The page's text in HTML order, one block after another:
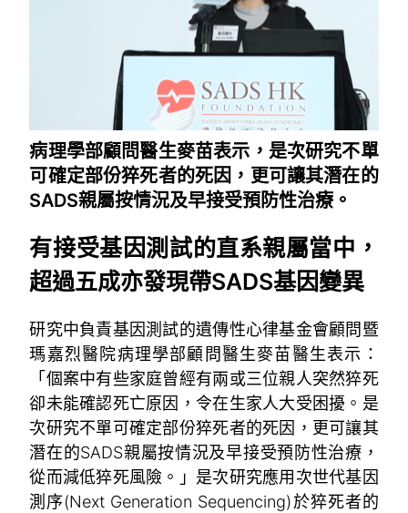
病理學部顧問醫生麥苗表示，是次研究不單
可確定部份猝死者的死因，更可讓其潛在的
SADS親屬按情況及早接受預防性治療。
有接受基因測試的直系親屬當中，
超過五成亦發現帶SADS基因變異
研究中負責基因測試的遺傳性心律基金會顧問暨
瑪嘉烈醫院病理學部顧問醫生麥苗醫生表示：
「個案中有些家庭曾經有兩或三位親人突然猝死
卻未能確認死亡原因，令在生家人大受困擾。是
次研究不單可確定部份猝死者的死因，更可讓其
潛在的SADS親屬按情況及早接受預防性治療，
從而減低猝死風險。」是次研究應用次世代基因
測序(Next Generation Sequencing)於猝死者的